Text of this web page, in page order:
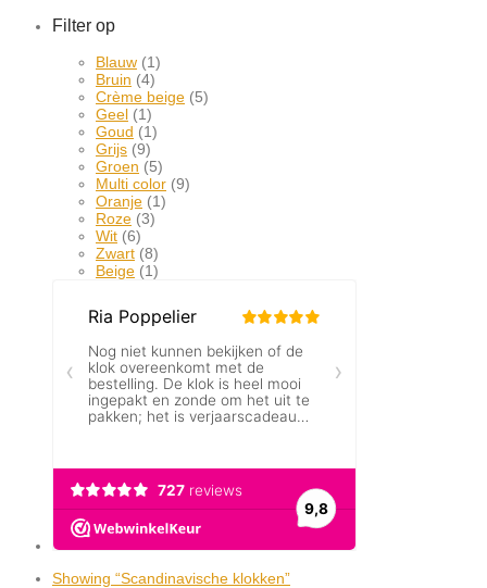
Filter op
Blauw (1)
Bruin (4)
Crème beige (5)
Geel (1)
Goud (1)
Grijs (9)
Groen (5)
Multi color (9)
Oranje (1)
Roze (3)
Wit (6)
Zwart (8)
Beige (1)
Showing “Scandinavische klokken”